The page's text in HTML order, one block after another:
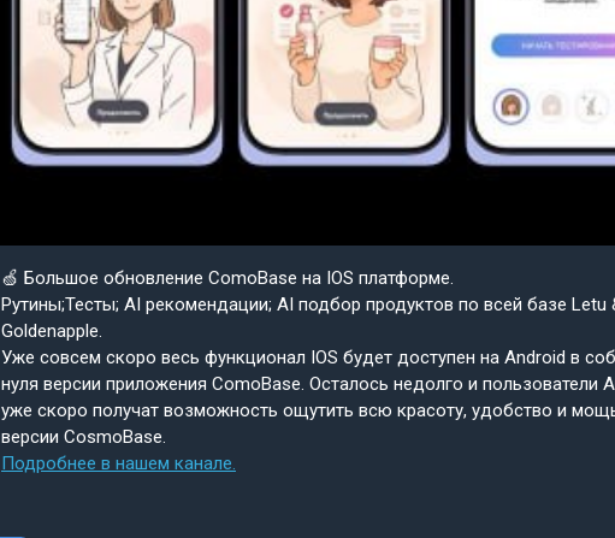
🍏 Большое обновление ComoBase на IOS платформе.
Рутины;Тесты; AI рекомендации; AI подбор продуктов по всей базе Letu
Goldenapple.
Уже совсем скоро весь функционал IOS будет доступен на Android в
нуля версии приложения ComoBase. Осталось недолго и пользователи
уже скоро получат возможность ощутить всю красоту, удобство и
версии CosmoBase.
Подробнее в нашем канале.